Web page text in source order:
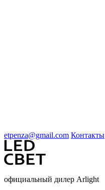
etpenza@gmail.com Контакты
официальный дилер Arlight